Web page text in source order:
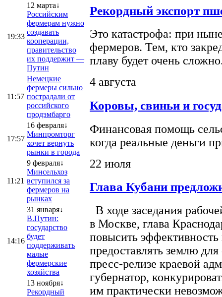
19:33
12 марта↓
Российским
фермерам нужно
создавать
кооперации,
правительство
их поддержит —
Путин
11:57
Немецкие
фермеры сильно
пострадали от
российского
продэмбарго
17:57
16 февраля↓
Минпромторг
хочет вернуть
рынки в города
11:21
9 февраля↓
Минсельхоз
вступился за
фермеров на
рынках
14:16
31 января↓
В.Путин:
государство
будет
поддерживать
малые
фермерские
хозяйства
13 ноября↓
Рекордный
Рекордный экспорт
Это катастрофа: при
фермеров. Тем, кто
плаву будет очень
4 августа
Коровы, свиньи и
Финансовая помощь
когда реальные деньги
22 июля
Глава Кубани
В ходе заседания
в Москве, глава
повысить эффективность
предоставлять землю
пресс-релизе краевой
губернатор,
им практически